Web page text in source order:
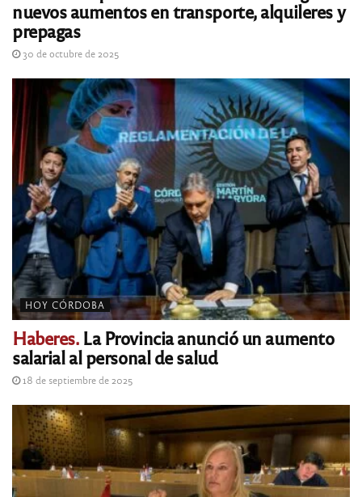
nuevos aumentos en transporte, alquileres y
prepagas
30 de octubre de 2025
HOY CÓRDOBA
Haberes.La Provincia anunció un aumento
salarial al personal de salud
18 de septiembre de 2025